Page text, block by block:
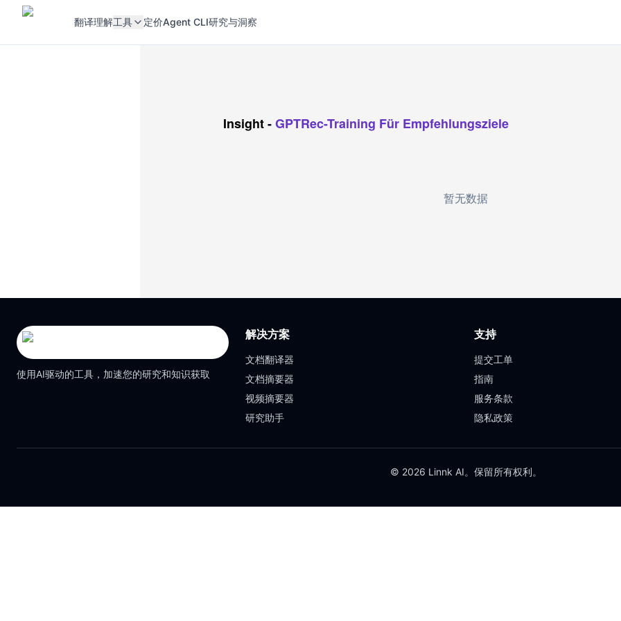
翻译理解工具 定价Agent CLI研究与洞察
Insight-GPTRec-Training Für Empfehlungsziele
暂无数据
使用AI驱动的工具，加速您的研究和知识获取
解决方案
文档翻译器
文档摘要器
视频摘要器
研究助手
支持
提交工单
指南
服务条款
隐私政策
© 2026 Linnk AI。保留所有权利。